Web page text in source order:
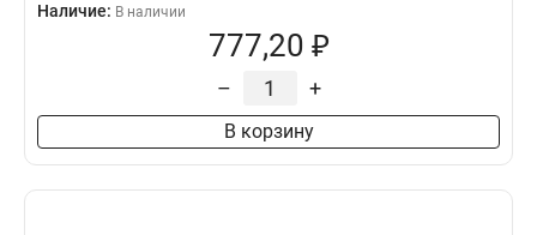
Наличие: В наличии
777,20 ₽
– +
В корзину